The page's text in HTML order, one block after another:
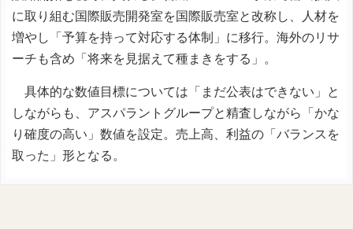
に取り組む国際販売開発室を国際販売室と改称し、人材を
増やし「予算を持って対応する体制」に移行。海外のリサ
ーチも含め「将来を見据えて種まきをする」。
具体的な数値目標については「まだ公表はできない」と
しながらも、アスパラントグループと精査しながら「かな
り確度の高い」数値を設定。売上高、利益の「バランスを
取った」形となる。